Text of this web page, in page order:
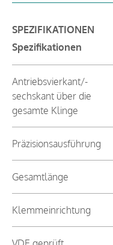
SPEZIFIKATIONEN
Spezifikationen
Antriebsvierkant/-
sechskant über die
gesamte Klinge
Präzisionsausführung
Gesamtlänge
Klemmeinrichtung